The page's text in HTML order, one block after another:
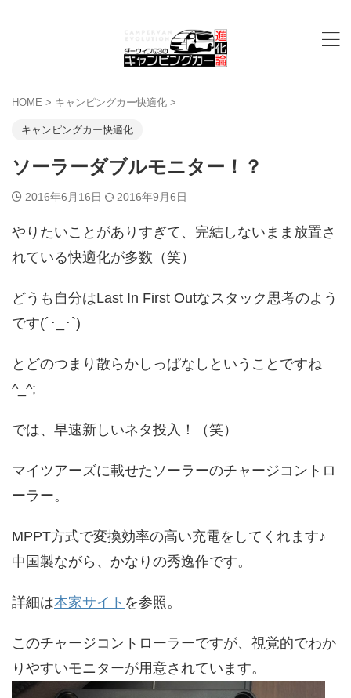
HOME > キャンピングカー快適化 >
キャンピングカー快適化
ソーラーダブルモニター！？
2016年6月16日 2016年9月6日
やりたいことがありすぎて、完結しないまま放置さ
れている快適化が多数（笑）
どうも自分はLast In First Outなスタック思考のよう
です(´･_･`)
とどのつまり散らかしっぱなしということですね
^_^;
では、早速新しいネタ投入！（笑）
マイツアーズに載せたソーラーのチャージコントロ
ーラー。
MPPT方式で変換効率の高い充電をしてくれます♪
中国製ながら、かなりの秀逸作です。
詳細は本家サイト を参照。
このチャージコントローラーですが、視覚的でわか
りやすいモニターが用意されています。